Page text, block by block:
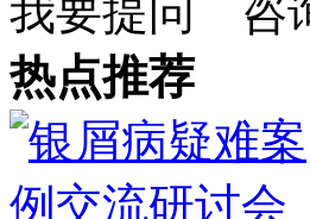
我要提问
咨
热点推荐